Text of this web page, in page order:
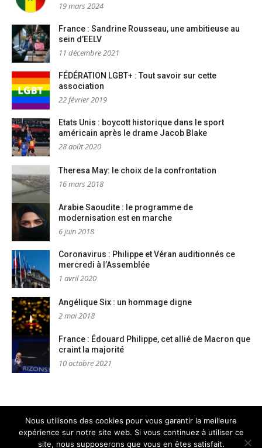
19 mars 2024
France : Sandrine Rousseau, une ambitieuse au
sein d’EELV
11 décembre 2021
FÉDÉRATION LGBT+ : Tout savoir sur cette
association
22 février 2019
Etats Unis : boycott historique dans le sport
américain après le drame Jacob Blake
28 août 2020
Theresa May: le choix de la confrontation
16 mars 2018
Arabie Saoudite : le programme de
modernisation est en marche
6 juin 2018
Coronavirus : Philippe et Véran auditionnés ce
mercredi à l’Assemblée
1 avril 2020
Angélique Six : un hommage digne
2 mai 2018
France : Édouard Philippe, cet allié de Macron que
craint la majorité
10 octobre 2021
Mentions légales
Nous contacter
Nous utilisons des cookies pour vous garantir la meilleure
expérience sur notre site web. Si vous continuez à utiliser ce
site, nous supposerons que vous en êtes satisfait.